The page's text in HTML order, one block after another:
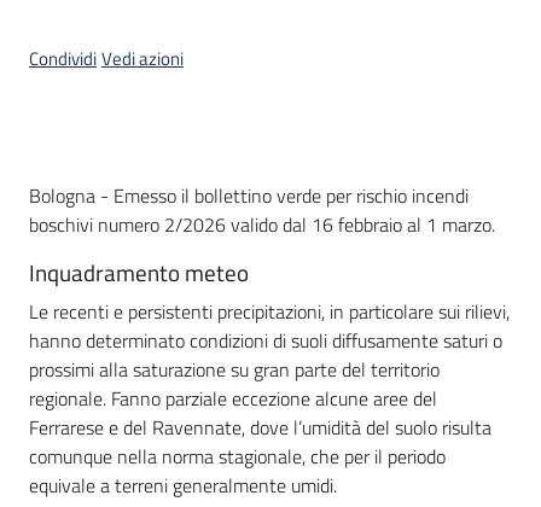
Piani
Agenzia
Seguici
su
CondividiVedi azioni
Introduzione
Bologna - Emesso il bollettino verde per rischio incendi
boschivi numero 2/2026 valido dal 16 febbraio al 1 marzo.
Inquadramento meteo
Le recenti e persistenti precipitazioni, in particolare sui rilievi,
hanno determinato condizioni di suoli diffusamente saturi o
prossimi alla saturazione su gran parte del territorio
regionale. Fanno parziale eccezione alcune aree del
Ferrarese e del Ravennate, dove l’umidità del suolo risulta
comunque nella norma stagionale, che per il periodo
equivale a terreni generalmente umidi.